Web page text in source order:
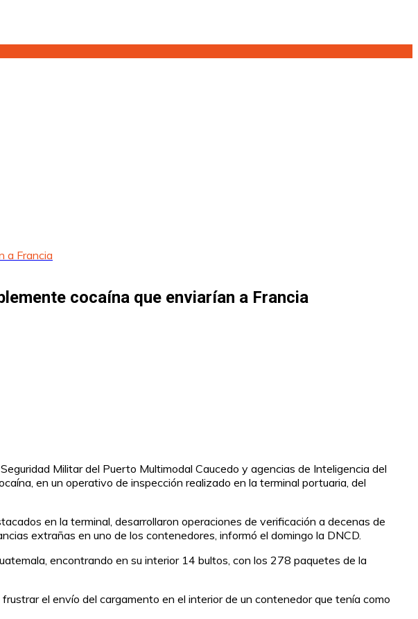
a Francia
cocaína que enviarían a Francia
Militar del Puerto Multimodal Caucedo y agencias de Inteligencia del
en un operativo de inspección realizado en la terminal portuaria, del
en la terminal, desarrollaron operaciones de verificación a decenas de
extrañas en uno de los contenedores, informó el domingo la DNCD.
encontrando en su interior 14 bultos, con los 278 paquetes de la
el envío del cargamento en el interior de un contenedor que tenía como